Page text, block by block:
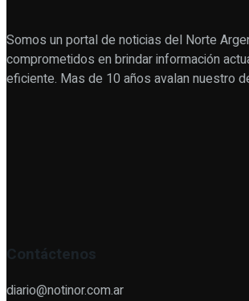
Somos un portal de noticias del Norte
comprometidos en brindar información
eficiente. Mas de 10 años avalan nuestro
Contáctenos
diario@notinor.com.ar